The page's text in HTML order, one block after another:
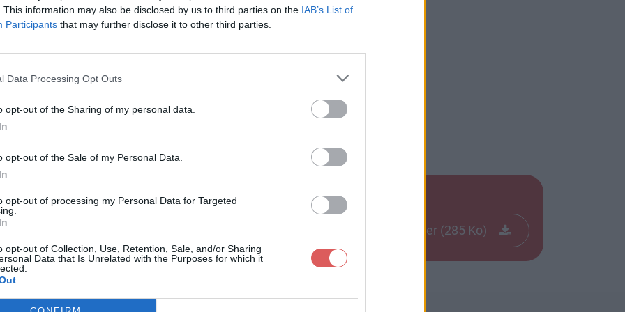
This information may also be disclosed by us to third parties on the IAB’s List of
Participants that may further disclose it to other third parties.
Data Processing Opt Outs
opt-out of the Sharing of my personal data.
opt-out of the Sale of my Personal Data.
opt-out of processing my Personal Data for Targeted
opt-out of Collection, Use, Retention, Sale, and/or Sharing
Data that Is Unrelated with the Purposes for which it
suivre des tickets sur GLPI.docx
tickets sur GLPI.docx
Télécharger le fichier (285 Ko)